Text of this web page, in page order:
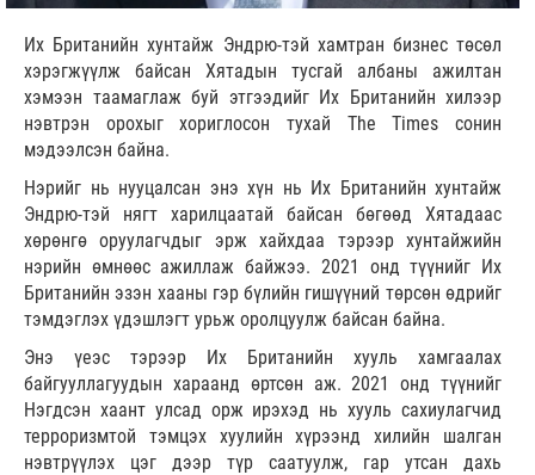
Их Британийн хунтайж Эндрю-тэй хамтран бизнес төсөл
хэрэгжүүлж байсан Хятадын тусгай албаны ажилтан
хэмээн таамаглаж буй этгээдийг Их Британийн хилээр
нэвтрэн орохыг хориглосон тухай The Times сонин
мэдээлсэн байна.
Нэрийг нь нууцалсан энэ хүн нь Их Британийн хунтайж
Эндрю-тэй нягт харилцаатай байсан бөгөөд Хятадаас
хөрөнгө оруулагчдыг эрж хайхдаа тэрээр хунтайжийн
нэрийн өмнөөс ажиллаж байжээ. 2021 онд түүнийг Их
Британийн эзэн хааны гэр бүлийн гишүүний төрсөн өдрийг
тэмдэглэх үдэшлэгт урьж оролцуулж байсан байна.
Энэ үеэс тэрээр Их Британийн хууль хамгаалах
байгууллагуудын хараанд өртсөн аж. 2021 онд түүнийг
Нэгдсэн хаант улсад орж ирэхэд нь хууль сахиулагчид
терроризмтой тэмцэх хуулийн хүрээнд хилийн шалган
нэвтрүүлэх цэг дээр түр саатуулж, гар утсан дахь